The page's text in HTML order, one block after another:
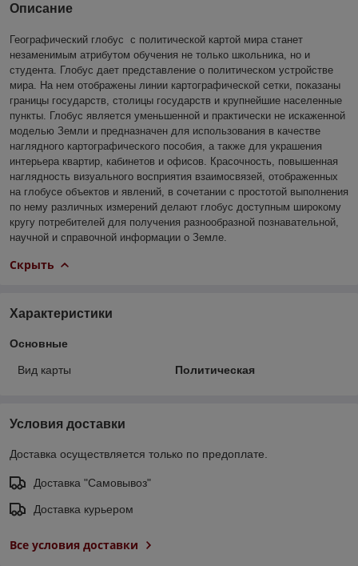
Описание
Географический глобус с политической картой мира станет
незаменимым атрибутом обучения не только школьника, но и
студента. Глобус дает представление о политическом устройстве
мира. На нем отображены линии картографической сетки, показаны
границы государств, столицы государств и крупнейшие населенные
пункты. Глобус является уменьшенной и практически не искаженной
моделью Земли и предназначен для использования в качестве
наглядного картографического пособия, а также для украшения
интерьера квартир, кабинетов и офисов. Красочность, повышенная
наглядность визуального восприятия взаимосвязей, отображенных
на глобусе объектов и явлений, в сочетании с простотой выполнения
по нему различных измерений делают глобус доступным широкому
кругу потребителей для получения разнообразной познавательной,
научной и справочной информации о Земле.
Скрыть
Характеристики
Основные
Вид карты Политическая
Условия доставки
Доставка осуществляется только по предоплате.
Доставка "Самовывоз"
Доставка курьером
Все условия доставки